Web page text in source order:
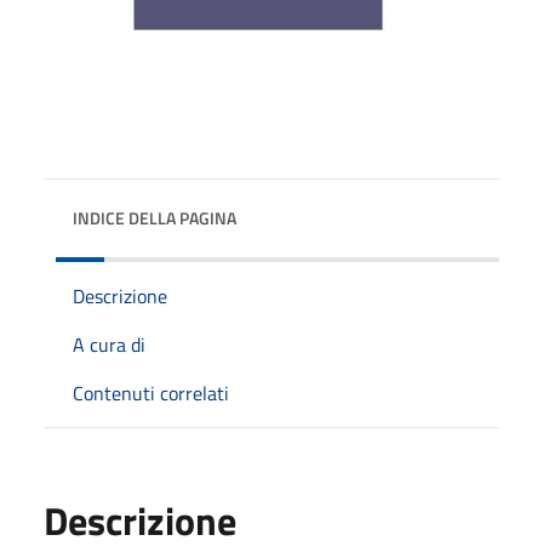
INDICE DELLA PAGINA
Descrizione
A cura di
Contenuti correlati
Descrizione